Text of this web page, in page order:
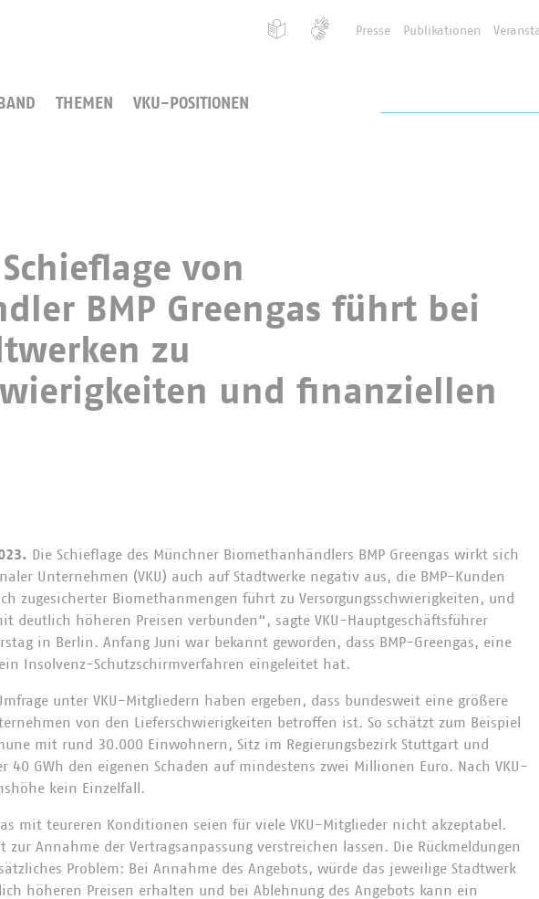
Presse Publikationen
THEMEN VKU-POSITIONEN
von
BMP Greengas führt bei
zu
und finanziellen
Die Schieflage des Münchner Biomethanhändlers BMP Greengas wirkt sich
Unternehmen (VKU) auch auf Stadtwerke negativ aus, die BMP-Kunden
zugesicherter Biomethanmengen führt zu Versorgungsschwierigkeiten, und
deutlich höheren Preisen verbunden“, sagte VKU-Hauptgeschäftsführer
in Berlin. Anfang Juni war bekannt geworden, dass BMP-Greengas, eine
Insolvenz-Schutzschirmverfahren eingeleitet hat.
unter VKU-Mitgliedern haben ergeben, dass bundesweit eine größere
von den Lieferschwierigkeiten betroffen ist. So schätzt zum Beispiel
mit rund 30.000 Einwohnern, Sitz im Regierungsbezirk Stuttgart und
40 GWh den eigenen Schaden auf mindestens zwei Millionen Euro. Nach VKU-
kein Einzelfall.
mit teureren Konditionen seien für viele VKU-Mitglieder nicht akzeptabel.
zur Annahme der Vertragsanpassung verstreichen lassen. Die Rückmeldungen
Problem: Bei Annahme des Angebots, würde das jeweilige Stadtwerk
höheren Preisen erhalten und bei Ablehnung des Angebots kann ein